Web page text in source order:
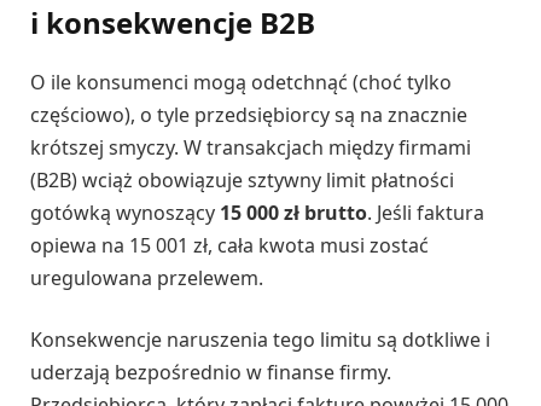
i konsekwencje B2B
O ile konsumenci mogą odetchnąć (choć tylko
częściowo), o tyle przedsiębiorcy są na znacznie
krótszej smyczy. W transakcjach między firmami
(B2B) wciąż obowiązuje sztywny limit płatności
gotówką wynoszący 15 000 zł brutto. Jeśli faktura
opiewa na 15 001 zł, cała kwota musi zostać
uregulowana przelewem.
Konsekwencje naruszenia tego limitu są dotkliwe i
uderzają bezpośrednio w finanse firmy.